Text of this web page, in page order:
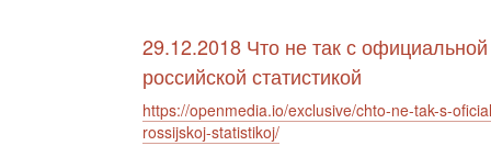
29.12.2018 Что не так с официальной
российской статистикой
https://openmedia.io/exclusive/chto-ne-tak-s-
rossijskoj-statistikoj/